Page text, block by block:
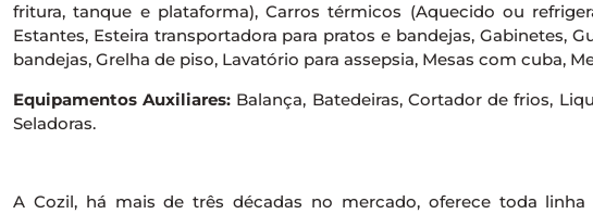
fritura, tanque e plataforma), Carros térmicos (Aquecido ou
Estantes, Esteira transportadora para pratos e bandejas, Gabinetes,
bandejas, Grelha de piso, Lavatório para assepsia, Mesas com cuba,
Equipamentos Auxiliares: Balança, Batedeiras, Cortador de frios,
Seladoras.
A Cozil, há mais de três décadas no mercado, oferece toda linha